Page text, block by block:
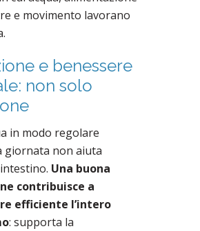
e movimento lavorano
e benessere
non solo
in modo regolare
giornata non aiuta
Una buona
contribuisce a
efficiente l’intero
: supporta la